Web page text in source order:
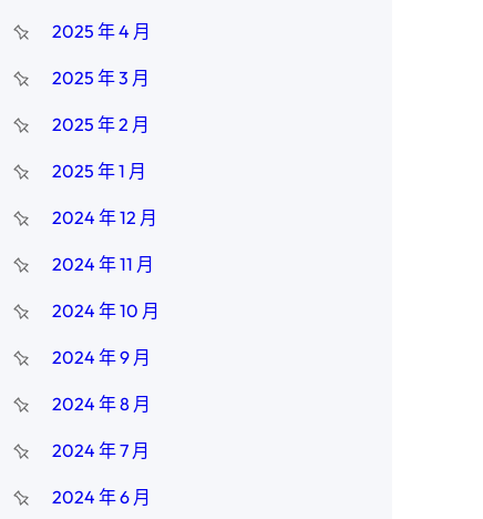
2025 年 4 月
2025 年 3 月
2025 年 2 月
2025 年 1 月
2024 年 12 月
2024 年 11 月
2024 年 10 月
2024 年 9 月
2024 年 8 月
2024 年 7 月
2024 年 6 月